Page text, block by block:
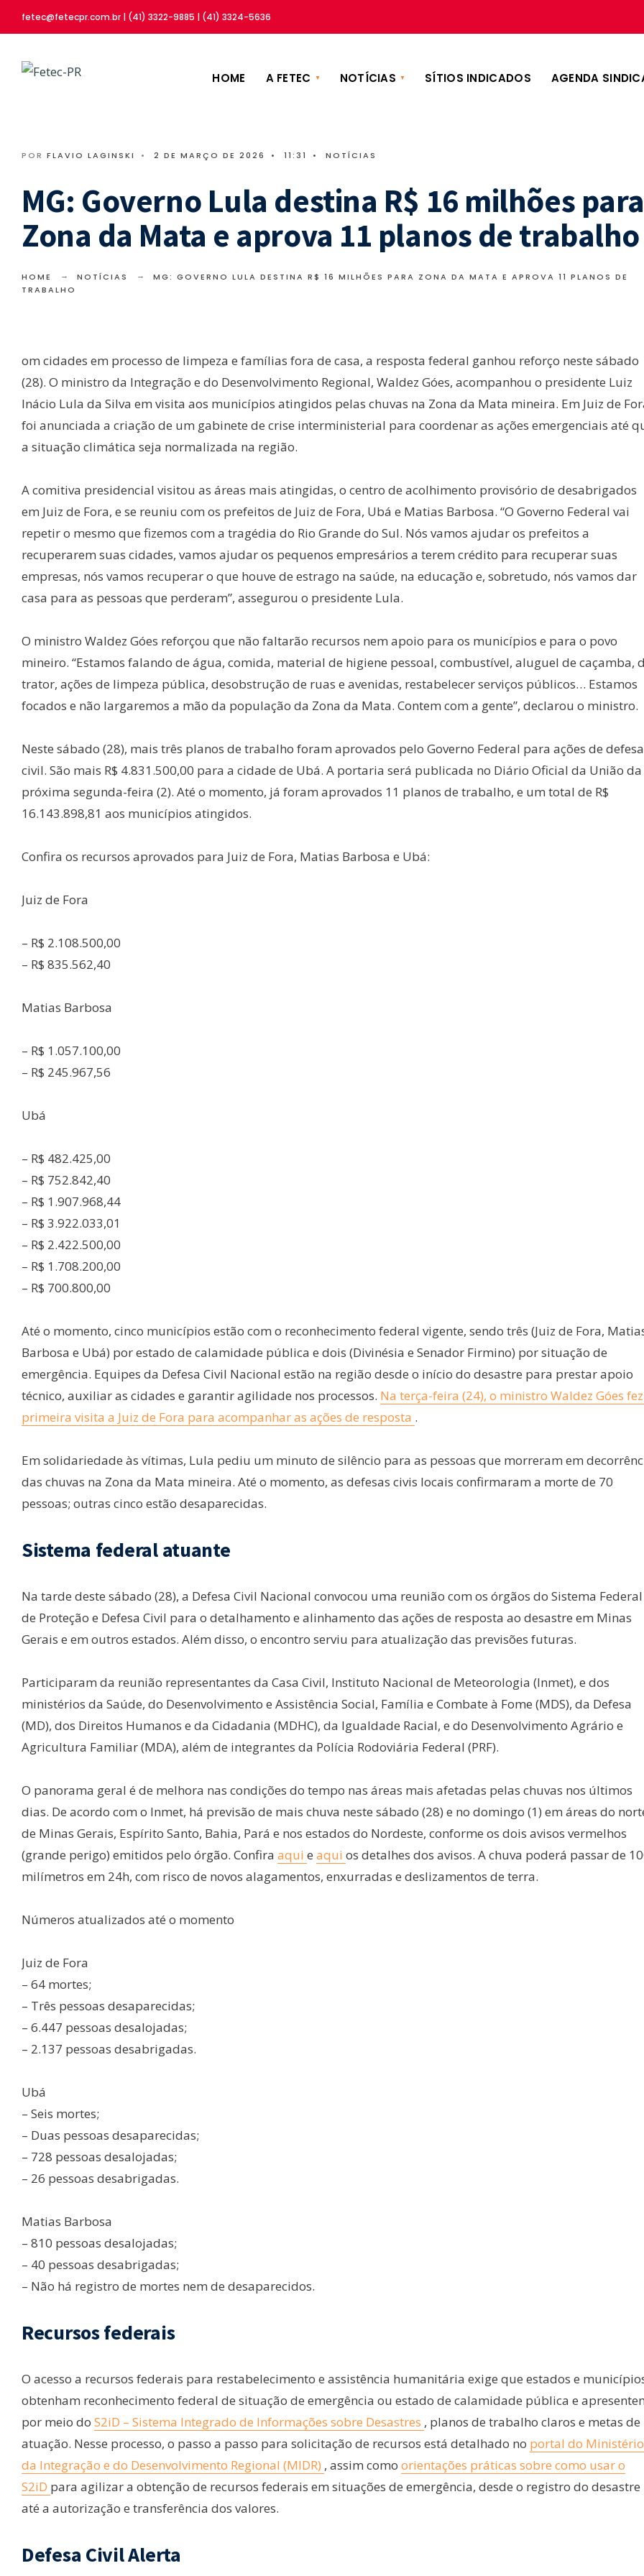
fetec@fetecpr.com.br | (41) 3322-9885 | (41) 3324-5636
HOME A FETEC NOTÍCIAS SÍTIOS INDICADOS AGENDA
POR FLAVIO LAGINSKI • 2 DE MARÇO DE 2026 • 11:31 • NOTÍCIAS
MG: Governo Lula destina R$ 16 milhões para
Zona da Mata e aprova 11 planos de trabalho
HOME NOTÍCIAS
MG: GOVERNO LULA DESTINA R$ 16 MILHÕES PARA ZONA DA MATA E APROVA 11 PLANOS DE
TRABALHO
om cidades em processo de limpeza e famílias fora de casa, a resposta federal ganhou reforço neste sábado
(28). O ministro da Integração e do Desenvolvimento Regional, Waldez Góes, acompanhou o presidente Luiz
Inácio Lula da Silva em visita aos municípios atingidos pelas chuvas na Zona da Mata mineira. Em Juiz de
foi anunciada a criação de um gabinete de crise interministerial para coordenar as ações emergenciais até
a situação climática seja normalizada na região.
A comitiva presidencial visitou as áreas mais atingidas, o centro de acolhimento provisório de desabrigados
em Juiz de Fora, e se reuniu com os prefeitos de Juiz de Fora, Ubá e Matias Barbosa. “O Governo Federal vai
repetir o mesmo que fizemos com a tragédia do Rio Grande do Sul. Nós vamos ajudar os prefeitos a
recuperarem suas cidades, vamos ajudar os pequenos empresários a terem crédito para recuperar suas
empresas, nós vamos recuperar o que houve de estrago na saúde, na educação e, sobretudo, nós vamos dar
casa para as pessoas que perderam”, assegurou o presidente Lula.
O ministro Waldez Góes reforçou que não faltarão recursos nem apoio para os municípios e para o povo
mineiro. “Estamos falando de água, comida, material de higiene pessoal, combustível, aluguel de caçamba,
trator, ações de limpeza pública, desobstrução de ruas e avenidas, restabelecer serviços públicos… Estamos
focados e não largaremos a mão da população da Zona da Mata. Contem com a gente”, declarou o ministro.
Neste sábado (28), mais três planos de trabalho foram aprovados pelo Governo Federal para ações de defesa
civil. São mais R$ 4.831.500,00 para a cidade de Ubá. A portaria será publicada no Diário Oficial da União da
próxima segunda-feira (2). Até o momento, já foram aprovados 11 planos de trabalho, e um total de R$
16.143.898,81 aos municípios atingidos.
Confira os recursos aprovados para Juiz de Fora, Matias Barbosa e Ubá:
Juiz de Fora
– R$ 2.108.500,00
– R$ 835.562,40
Matias Barbosa
– R$ 1.057.100,00
– R$ 245.967,56
Ubá
– R$ 482.425,00
– R$ 752.842,40
– R$ 1.907.968,44
– R$ 3.922.033,01
– R$ 2.422.500,00
– R$ 1.708.200,00
– R$ 700.800,00
Até o momento, cinco municípios estão com o reconhecimento federal vigente, sendo três (Juiz de Fora,
Barbosa e Ubá) por estado de calamidade pública e dois (Divinésia e Senador Firmino) por situação de
emergência. Equipes da Defesa Civil Nacional estão na região desde o início do desastre para prestar apoio
técnico, auxiliar as cidades e garantir agilidade nos processos. Na terça-feira (24), o ministro Waldez Góes
primeira visita a Juiz de Fora para acompanhar as ações de resposta .
Em solidariedade às vítimas, Lula pediu um minuto de silêncio para as pessoas que morreram em
das chuvas na Zona da Mata mineira. Até o momento, as defesas civis locais confirmaram a morte de 70
pessoas; outras cinco estão desaparecidas.
Sistema federal atuante
Na tarde deste sábado (28), a Defesa Civil Nacional convocou uma reunião com os órgãos do Sistema Federal
de Proteção e Defesa Civil para o detalhamento e alinhamento das ações de resposta ao desastre em Minas
Gerais e em outros estados. Além disso, o encontro serviu para atualização das previsões futuras.
Participaram da reunião representantes da Casa Civil, Instituto Nacional de Meteorologia (Inmet), e dos
ministérios da Saúde, do Desenvolvimento e Assistência Social, Família e Combate à Fome (MDS), da Defesa
(MD), dos Direitos Humanos e da Cidadania (MDHC), da Igualdade Racial, e do Desenvolvimento Agrário e
Agricultura Familiar (MDA), além de integrantes da Polícia Rodoviária Federal (PRF).
O panorama geral é de melhora nas condições do tempo nas áreas mais afetadas pelas chuvas nos últimos
dias. De acordo com o Inmet, há previsão de mais chuva neste sábado (28) e no domingo (1) em áreas do
de Minas Gerais, Espírito Santo, Bahia, Pará e nos estados do Nordeste, conforme os dois avisos vermelhos
(grande perigo) emitidos pelo órgão. Confira aqui e aqui os detalhes dos avisos. A chuva poderá passar de
milímetros em 24h, com risco de novos alagamentos, enxurradas e deslizamentos de terra.
Números atualizados até o momento
Juiz de Fora
– 64 mortes;
– Três pessoas desaparecidas;
– 6.447 pessoas desalojadas;
– 2.137 pessoas desabrigadas.
Ubá
– Seis mortes;
– Duas pessoas desaparecidas;
– 728 pessoas desalojadas;
– 26 pessoas desabrigadas.
Matias Barbosa
– 810 pessoas desalojadas;
– 40 pessoas desabrigadas;
– Não há registro de mortes nem de desaparecidos.
Recursos federais
O acesso a recursos federais para restabelecimento e assistência humanitária exige que estados e
obtenham reconhecimento federal de situação de emergência ou estado de calamidade pública e
por meio do S2iD – Sistema Integrado de Informações sobre Desastres , planos de trabalho claros e metas de
atuação. Nesse processo, o passo a passo para solicitação de recursos está detalhado no portal do Ministério
da Integração e do Desenvolvimento Regional (MIDR) , assim como orientações práticas sobre como usar o
S2iD para agilizar a obtenção de recursos federais em situações de emergência, desde o registro do desastre
até a autorização e transferência dos valores.
Defesa Civil Alerta